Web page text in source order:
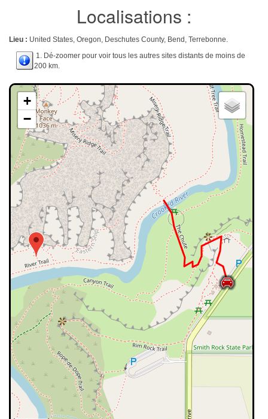
Localisations :
Lieu : United States, Oregon, Deschutes County, Bend, Terrebonne.
1. Dé-zoomer pour voir tous les autres sites distants de moins de
200 km.
+
−